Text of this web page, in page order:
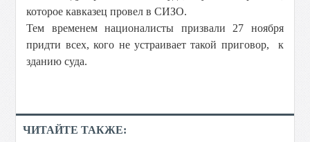
которое кавказец провел в СИЗО.
Тем временем националисты призвали 27 ноября
придти всех, кого не устраивает такой приговор, к
зданию суда.
ЧИТАЙТЕ ТАКЖЕ: